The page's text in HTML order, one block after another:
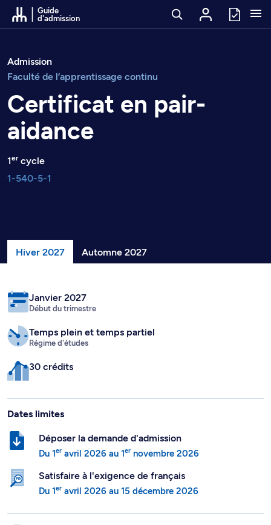
Passer au contenu
Guide
d'admission
Admission
Faculté de l’apprentissage continu
Certificat en pair-
aidance
1ercycle
1-540-5-1
Hiver 2027 Automne 2027
Janvier 2027
Début du trimestre
Temps plein et temps partiel
Régime d'études
30 crédits
Dates limites
Déposer la demande d'admission
Du 1er avril 2026 au 1er novembre 2026
Satisfaire à l'exigence de français
Du 1er avril 2026 au 15 décembre 2026